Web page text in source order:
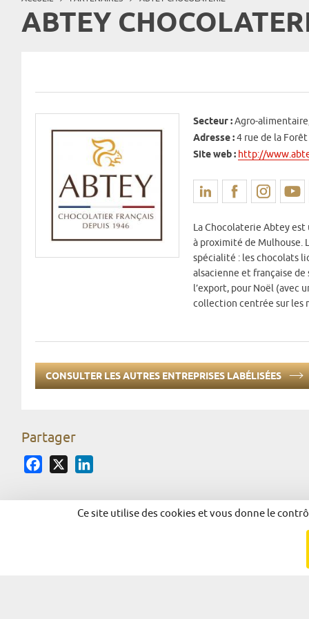
ABTEY
Secteur :Agro-
Adresse :4 rue de la
Site web : http://
La Chocolaterie Abtey
à proximité de Mulhouse.
spécialité : les chocolats
alsacienne et française
l’export, pour Noël (avec
collection centrée sur les
CONSULTER LES AUTRES ENTREPRISES LABÉLISÉES
Partager
Facebook
Ce site utilise des cookies et vous donne le